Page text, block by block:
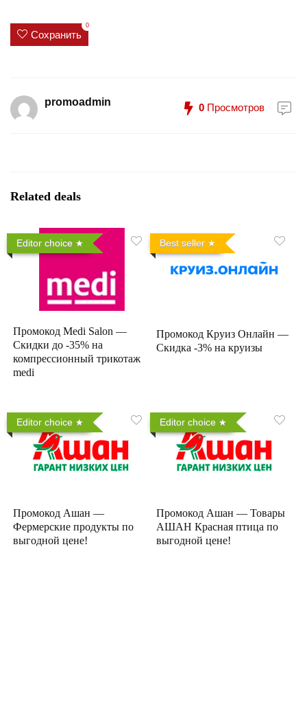
Сохранить
0
promoadmin 0 Просмотров
Related deals
Editor choice
Промокод Medi Salon —
Скидки до -35% на
компрессионный трикотаж
medi
Best seller
Промокод Круиз Онлайн —
Скидка -3% на круизы
Editor choice
Промокод Ашан —
Фермерские продукты по
выгодной цене!
Editor choice
Промокод Ашан — Товары
АШАН Красная птица по
выгодной цене!